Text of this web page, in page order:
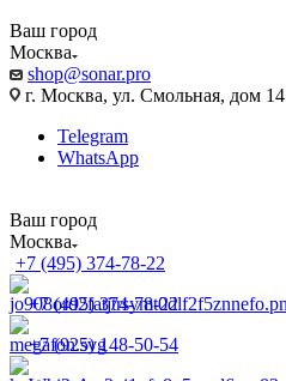
Ваш город
Москва
shop@sonar.pro
г. Москва, ул. Смольная, дом 14
Telegram
WhatsApp
Ваш город
Москва
+7 (495) 374-78-22
+7 (495) 374-78-22
+7 (925) 148-50-54